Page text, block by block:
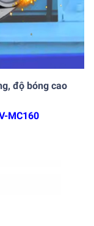
độ bóng cao
MC160